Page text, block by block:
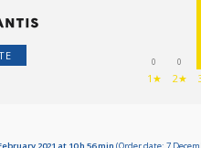
0
1★
0
2★
2021 at 10 h 56 min (Order date: 7